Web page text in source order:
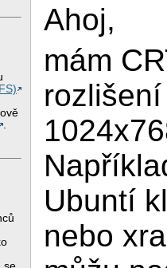
Ahoj,
mám
rozlišení
Ubuntí
nebo